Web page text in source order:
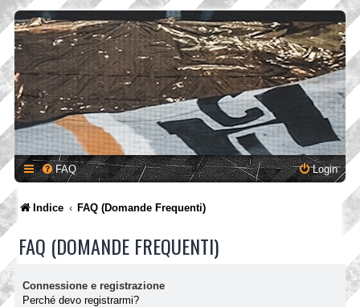
FAQ Login
Indice FAQ (Domande Frequenti)
FAQ (DOMANDE FREQUENTI)
Connessione e registrazione
Perché devo registrarmi?